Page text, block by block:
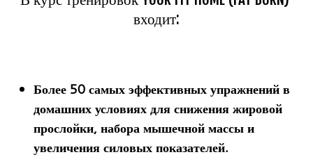
входит:
Более 50 самых эффективных упражнений в
домашних условиях для снижения жировой
прослойки, набора мышечной массы и
увеличения силовых показателей.